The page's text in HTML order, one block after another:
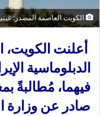
الكويت العاصمة المصدر:
أعلنت الكويت،
الدبلوماسية
فيهما، مُطالبةً
صادر عن وزارة